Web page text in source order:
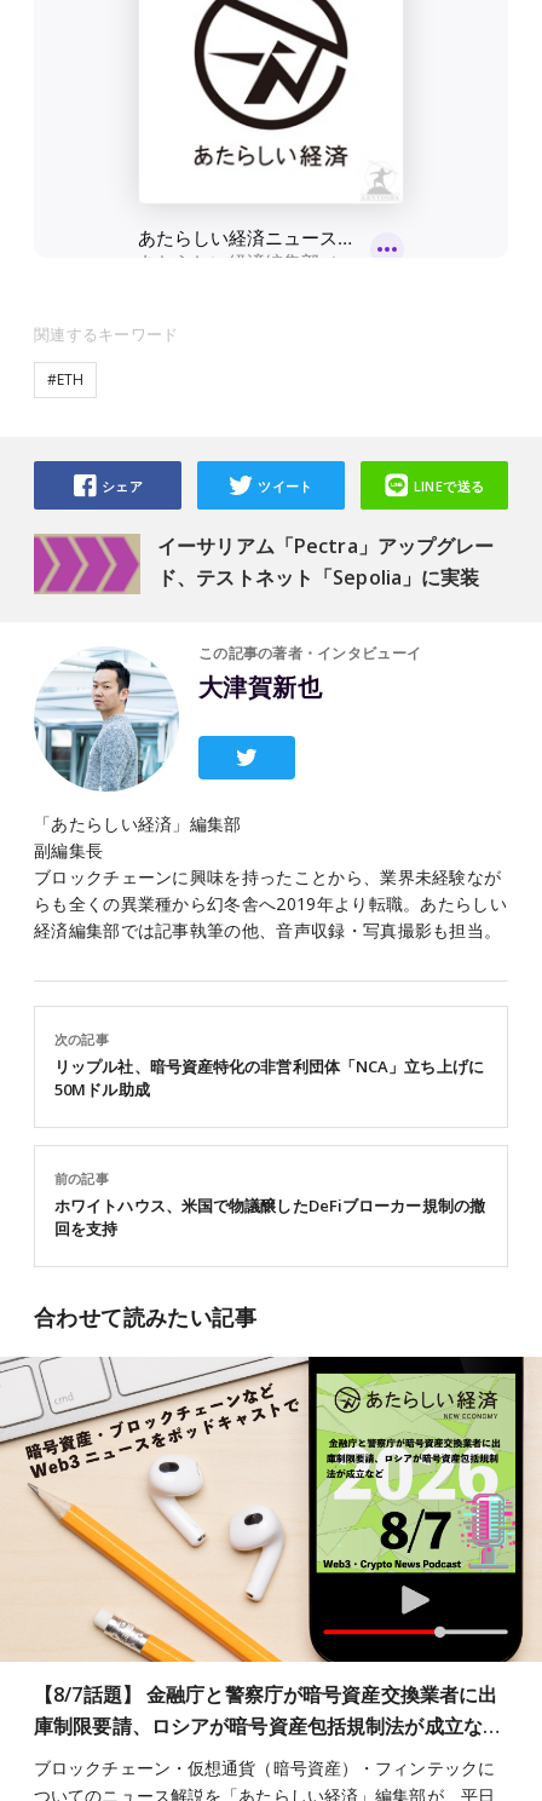
関連するキーワード
#ETH
イーサリアム「Pectra」アップグレー
ド、テストネット「Sepolia」に実装
シェア ツイート LINEで送る
この記事の著者・インタビューイ
大津賀新也
「あたらしい経済」編集部
副編集長
ブロックチェーンに興味を持ったことから、業界未経験なが
らも全くの異業種から幻冬舎へ2019年より転職。あたらしい
経済編集部では記事執筆の他、音声収録・写真撮影も担当。
前の記事
ホワイトハウス、米国で物議醸したDeFiブローカー規制の撤
回を支持
次の記事
リップル社、暗号資産特化の非営利団体「NCA」立ち上げに
50Mドル助成
合わせて読みたい記事
【8/7話題】 金融庁と警察庁が暗号資産交換業者に出
庫制限要請、ロシアが暗号資産包括規制法が成立な…
ブロックチェーン・仮想通貨（暗号資産）・フィンテックに
ついてのニュース解説を「あたらしい経済」編集部が、平日